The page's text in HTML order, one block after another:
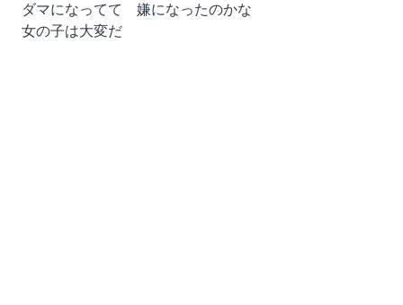
ダマになってて 嫌になったのかな
女の子は大変だ